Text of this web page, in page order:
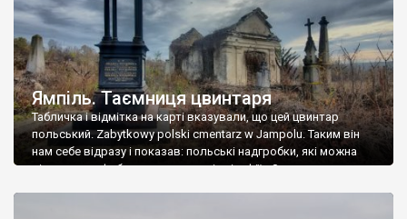
Ямпіль. Таємниця цвинтаря
Табличка і відмітка на карті вказували, що цей цвинтар
польський. Zabytkowy polski cmentarz w Jampolu. Таким він
нам себе відразу і показав: польські надгробки, які можна
віднести до фабричних, польські епітафії… Загалом цвинтар